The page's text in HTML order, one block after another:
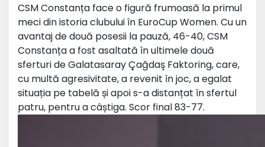
CSM Constanța face o figură frumoasă la primul
meci din istoria clubului în EuroCup Women. Cu un
avantaj de două posesii la pauză, 46-40, CSM
Constanța a fost asaltată în ultimele două
sferturi de GalatasarayÇağdaş Faktoring, care,
cu multă agresivitate, a revenit în joc, a egalat
situația pe tabelă și apoi s-a distanțat în sfertul
patru, pentru a câștiga. Scor final 83-77.